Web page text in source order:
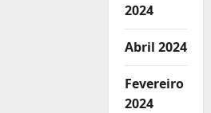
2024
Abril 2024
Fevereiro
2024